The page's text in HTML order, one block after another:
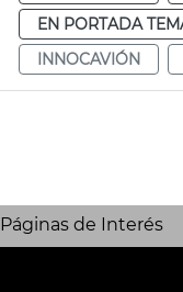
EN PORTADA
INNOCAVIÓN
Páginas de Interés